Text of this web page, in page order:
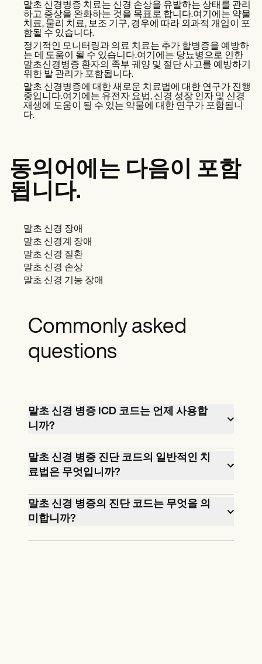
말초 신경병증 치료는 신경 손상을 유발하는 상태를 관리
하고 증상을 완화하는 것을 목표로 합니다.여기에는 약물
치료, 물리 치료, 보조 기구, 경우에 따라 외과적 개입이 포
함될 수 있습니다.
정기적인 모니터링과 의료 치료는 추가 합병증을 예방하
는 데 도움이 될 수 있습니다.여기에는 당뇨병으로 인한
말초신경병증 환자의 족부 궤양 및 절단 사고를 예방하기
위한 발 관리가 포함됩니다.
말초 신경병증에 대한 새로운 치료법에 대한 연구가 진행
중입니다.여기에는 유전자 요법, 신경 성장 인자 및 신경
재생에 도움이 될 수 있는 약물에 대한 연구가 포함됩니
다.
동의어에는 다음이 포함
됩니다.
말초 신경 장애
말초 신경계 장애
말초 신경 질환
말초 신경 손상
말초 신경 기능 장애
Commonly asked
questions
말초 신경 병증 ICD 코드는 언제 사용합
니까?
말초신경병증 ICD 코드는 환자의 말초신
경병증 상태를 진단하고 의료 기록에 기
한 의사소통 및 청구 목적에 매우 중요합
니다.
말초 신경 병증 진단 코드의 일반적인 치
료법은 무엇입니까?
치료는 말초 신경 병증의 근본 원인에 따
라 크게 달라집니다.일반적인 치료법으로
말초 신경 병증의 진단 코드는 무엇을 의
미합니까?